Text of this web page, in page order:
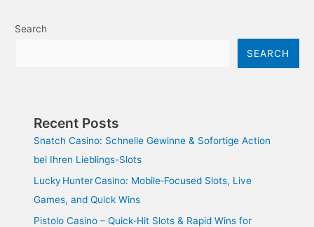
Search
SEARCH
Recent Posts
Snatch Casino: Schnelle Gewinne & Sofortige Action
bei Ihren Lieblings-Slots
Lucky Hunter Casino: Mobile‑Focused Slots, Live
Games, and Quick Wins
Pistolo Casino – Quick‑Hit Slots & Rapid Wins for